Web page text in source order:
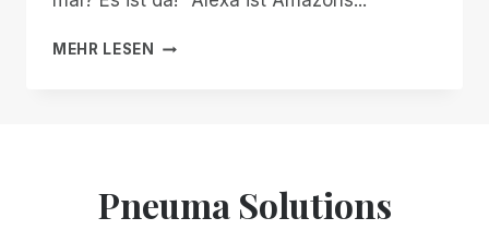
MEHR LESEN
ALEXA,
Pneuma Solutions